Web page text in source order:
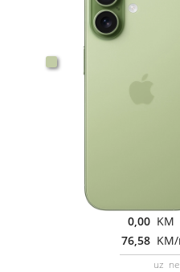
0,00 KM
76,58
uz